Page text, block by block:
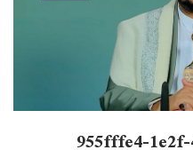
955fffe4-